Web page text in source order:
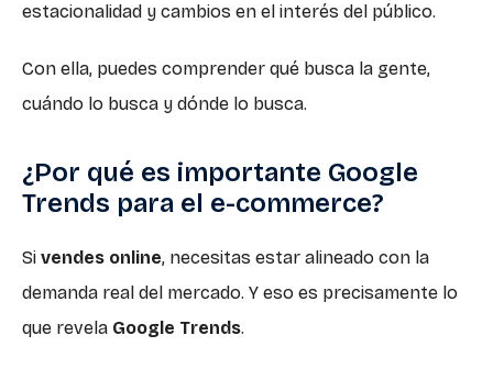
estacionalidad y cambios en el interés del público.
Con ella, puedes comprender qué busca la gente,
cuándo lo busca y dónde lo busca.
¿Por qué es importante Google
Trends para el e-commerce?
Si vendes online, necesitas estar alineado con la
demanda real del mercado. Y eso es precisamente lo
que revela Google Trends.